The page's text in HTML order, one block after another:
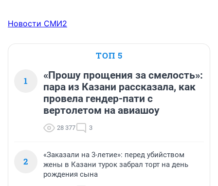
Новости СМИ2
ТОП 5
1
«Прошу прощения за смелость»:
пара из Казани рассказала, как
провела гендер-пати с
вертолетом на авиашоу
28 377 3
2
«Заказали на 3-летие»: перед убийством
жены в Казани турок забрал торт на день
рождения сына